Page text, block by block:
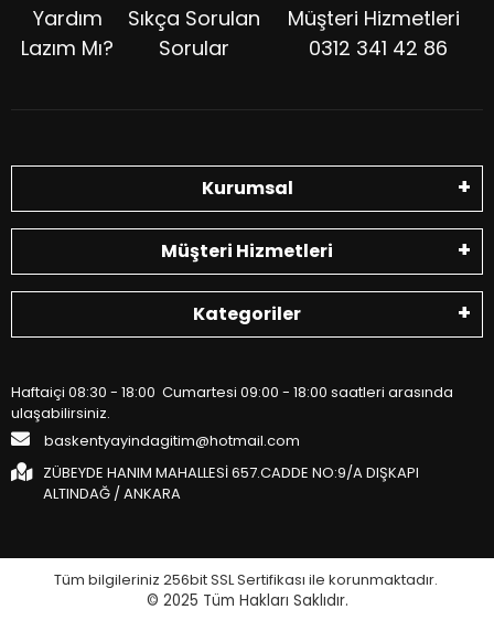
Yardım
Lazım Mı?
Sıkça Sorulan
Sorular
Müşteri Hizmetleri
0312 341 42 86
Kurumsal
Müşteri Hizmetleri
Kategoriler
Haftaiçi 08:30 - 18:00 Cumartesi 09:00 - 18:00 saatleri arasında
ulaşabilirsiniz.
baskentyayindagitim@hotmail.com
ZÜBEYDE HANIM MAHALLESİ 657.CADDE NO:9/A DIŞKAPI
ALTINDAĞ / ANKARA
Tüm bilgileriniz 256bit SSL Sertifikası ile korunmaktadır.
© 2025 Tüm Hakları Saklıdır.